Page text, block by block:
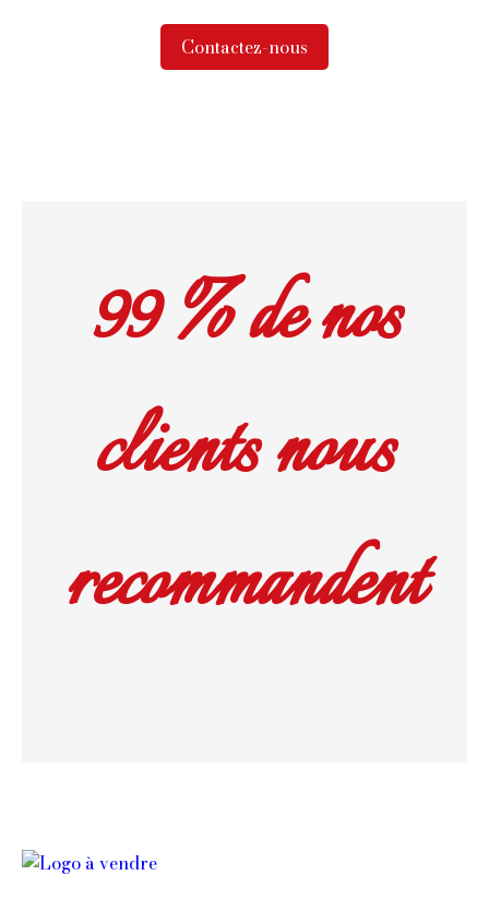
Contactez-nous
99 % de nos
clients nous
recommandent